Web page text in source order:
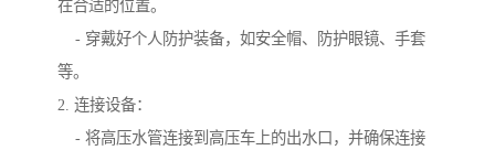
在合适的位置。
- 穿戴好个人防护装备，如安全帽、防护眼镜、手套
等。
2. 连接设备：
- 将高压水管连接到高压车上的出水口，并确保连接